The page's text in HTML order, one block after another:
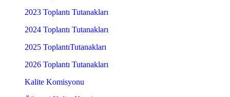
2023 Toplantı Tutanakları
2024 Toplantı Tutanakları
2025 ToplantıTutanakları
2026 Toplantı Tutanakları
Kalite Komisyonu